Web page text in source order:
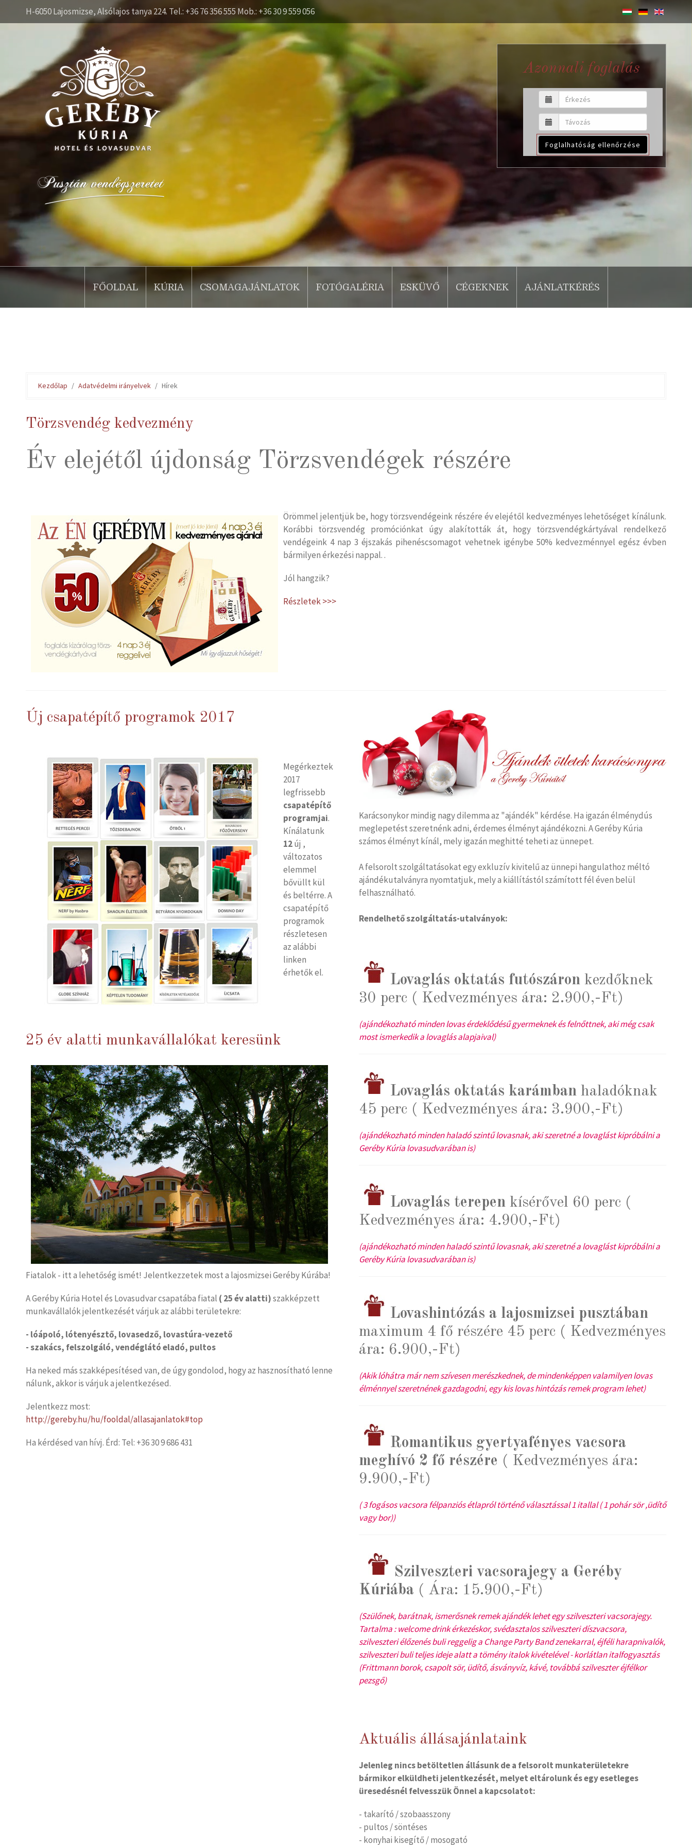
H-6050 Lajosmizse, Alsólajos tanya 224. Tel.: +36 76 356 555 Mob.: +36 30 9 559 056
Azonnali foglalás
Foglalhatóság ellenőrzése
FŐOLDAL KÚRIA CSOMAGAJÁNLATOK FOTÓGALÉRIA ESKÜVŐ CÉGEKNEK AJÁNLATKÉRÉS
Kezdőlap Adatvédelmi irányelvek Hírek
Törzsvendég kedvezmény
Év elejétől újdonság Törzsvendégek részére
Örömmel jelentjük be, hogy törzsvendégeink részére év elejétől kedvezményes lehetőséget kínálunk.
Korábbi törzsvendég promóciónkat úgy alakították át, hogy törzsvendégkártyával rendelkező
vendégeink 4 nap 3 éjszakás pihenéscsomagot vehetnek igénybe 50% kedvezménnyel egész évben
bármilyen érkezési nappal. .
Jól hangzik?
Részletek >>>
Új csapatépítő programok 2017
Megérkeztek
2017
legfrissebb
csapatépítő
programjai.
Kínálatunk
12új ,
változatos
elemmel
bővüllt kül
és beltérre. A
csapatépítő
programok
részletesen
az alábbi
linken
érhetők el.
25 év alatti munkavállalókat keresünk
Fiatalok - itt a lehetőség ismét! Jelentkezzetek most a lajosmizsei Geréby Kúrába!
A Geréby Kúria Hotel és Lovasudvar csapatába fiatal ( 25 év alatti)szakképzett
munkavállalók jelentkezését várjuk az alábbi területekre:
- lóápoló, lótenyésztő, lovasedző, lovastúra-vezető
- szakács, felszolgáló, vendéglátó eladó, pultos
Ha neked más szakképesítésed van, de úgy gondolod, hogy az hasznosítható lenne
nálunk, akkor is várjuk a jelentkezésed.
Jelentkezz most:
http://gereby.hu/hu/fooldal/allasajanlatok#top
Ha kérdésed van hívj. Érd: Tel: +36 30 9 686 431
Karácsonykor mindig nagy dilemma az "ajándék" kérdése. Ha igazán élménydús
meglepetést szeretnénk adni, érdemes élményt ajándékozni. A Geréby Kúria
számos élményt kínál, mely igazán meghitté teheti az ünnepet.
A felsorolt szolgáltatásokat egy exkluzív kivitelű az ünnepi hangulathoz méltó
ajándékutalványra nyomtatjuk, mely a kiállítástól számított fél éven belül
felhasználható.
Rendelhető szolgáltatás-utalványok:
Lovaglás oktatás futószáron kezdőknek
30 perc ( Kedvezményes ára: 2.900,-Ft)
(ajándékozható minden lovas érdeklődésű gyermeknek és felnőttnek, aki még csak
most ismerkedik a lovaglás alapjaival)
Lovaglás oktatás karámban haladóknak
45 perc ( Kedvezményes ára: 3.900,-Ft)
(ajándékozható minden haladó szintű lovasnak, aki szeretné a lovaglást kipróbálni a
Geréby Kúria lovasudvarában is)
Lovaglás terepen kísérővel 60 perc (
Kedvezményes ára: 4.900,-Ft)
(ajándékozható minden haladó szintű lovasnak, aki szeretné a lovaglást kipróbálni a
Geréby Kúria lovasudvarában is)
Lovashintózás a lajosmizsei pusztában
maximum 4 fő részére 45 perc ( Kedvezményes
ára: 6.900,-Ft)
(Akik lóhátra már nem szívesen merészkednek, de mindenképpen valamilyen lovas
élménnyel szeretnének gazdagodni, egy kis lovas hintózás remek program lehet)
Romantikus gyertyafényes vacsora
meghívó 2 fő részére ( Kedvezményes ára:
9.900,-Ft)
( 3 fogásos vacsora félpanziós étlapról történő választással 1 itallal ( 1 pohár sör ,üdítő
vagy bor))
Szilveszteri vacsorajegy a Geréby
Kúriába ( Ára: 15.900,-Ft)
(Szülőnek, barátnak, ismerősnek remek ajándék lehet egy szilveszteri vacsorajegy.
Tartalma : welcome drink érkezéskor, svédasztalos szilveszteri díszvacsora,
szilveszteri élőzenés buli reggelig a Change Party Band zenekarral, éjféli harapnivalók,
szilveszteri buli teljes ideje alatt a tömény italok kivételével - korlátlan italfogyasztás
(Frittmann borok, csapolt sör, üdítő, ásványvíz, kávé, továbbá szilveszter éjfélkor
pezsgő)
Aktuális állásajánlataink
Jelenleg nincs betöltetlen állásunk de a felsorolt munkaterületekre
bármikor elküldheti jelentkezését, melyet eltárolunk és egy esetleges
üresedésnél felvesszük Önnel a kapcsolatot:
- takarító / szobaasszony
- pultos / söntéses
- konyhai kisegítő / mosogató